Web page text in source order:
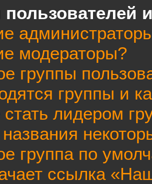
модераторы?
группы
группы и
лидером
группа по
ссылка